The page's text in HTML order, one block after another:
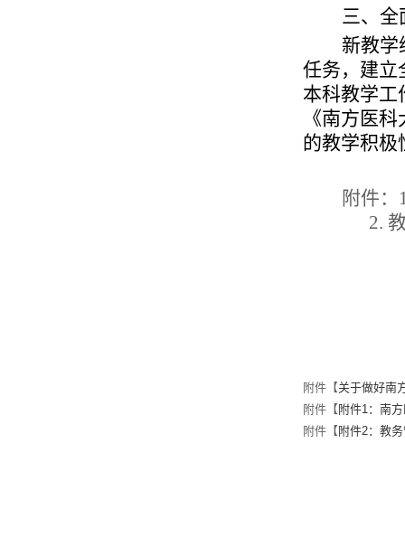
三、全
新教学
任务，建立
本科教学工
《南方医
的教学积极
附件：
2.
附件【关于做好南
附件【 附件1：南
附件【 附件2：教